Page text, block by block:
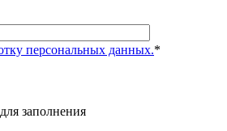
персональных данных.*
заполнения